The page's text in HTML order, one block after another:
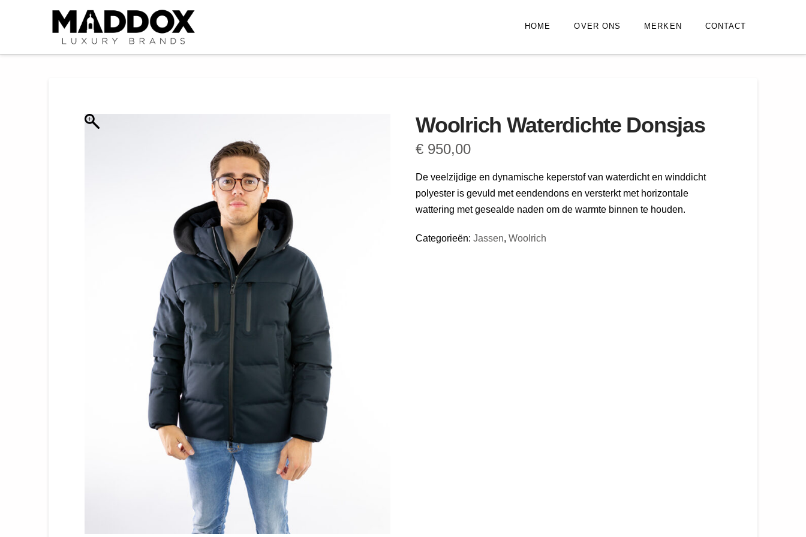
HOME OVER ONS MERKEN CONTACT
Woolrich Waterdichte Donsjas
€ 950,00
De veelzijdige en dynamische keperstof van waterdicht en winddicht
polyester is gevuld met eendendons en versterkt met horizontale
wattering met gesealde naden om de warmte binnen te houden.
Categorieën:Jassen,Woolrich